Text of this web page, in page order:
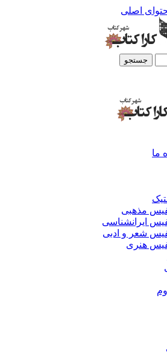
اصلی
جستجو
ما
مذهبی
ایرانشناسی
شعر و ادبی
هنری